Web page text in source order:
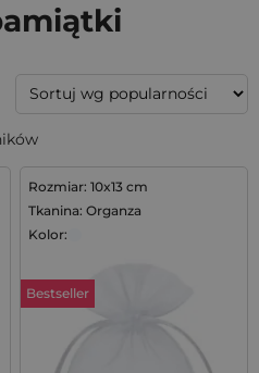
Rozmiar: 10x13 cm
Tkanina: Organza
Kolor:
Bestseller